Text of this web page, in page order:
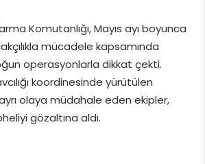
Komutanlığı, Mayıs ayı boyunca
mücadele kapsamında
operasyonlarla dikkat çekti.
koordinesinde yürütülen
olaya müdahale eden ekipler,
gözaltına aldı.